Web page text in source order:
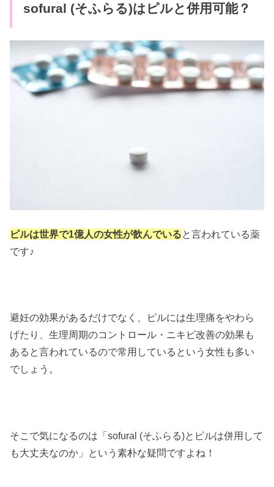
sofural (そふらる)はピルと併用可能？
ピルは世界で1億人の女性が飲んでいると言われている薬
です♪
避妊の効果があるだけでなく、ピルには生理痛をやわら
げたり、生理周期のコントロール・ニキビ改善の効果も
あると言われているので常用しているという女性も多い
でしょう。
そこで気になるのは「sofural (そふらる)とピルは併用して
も大丈夫なのか」という素朴な疑問ですよね！